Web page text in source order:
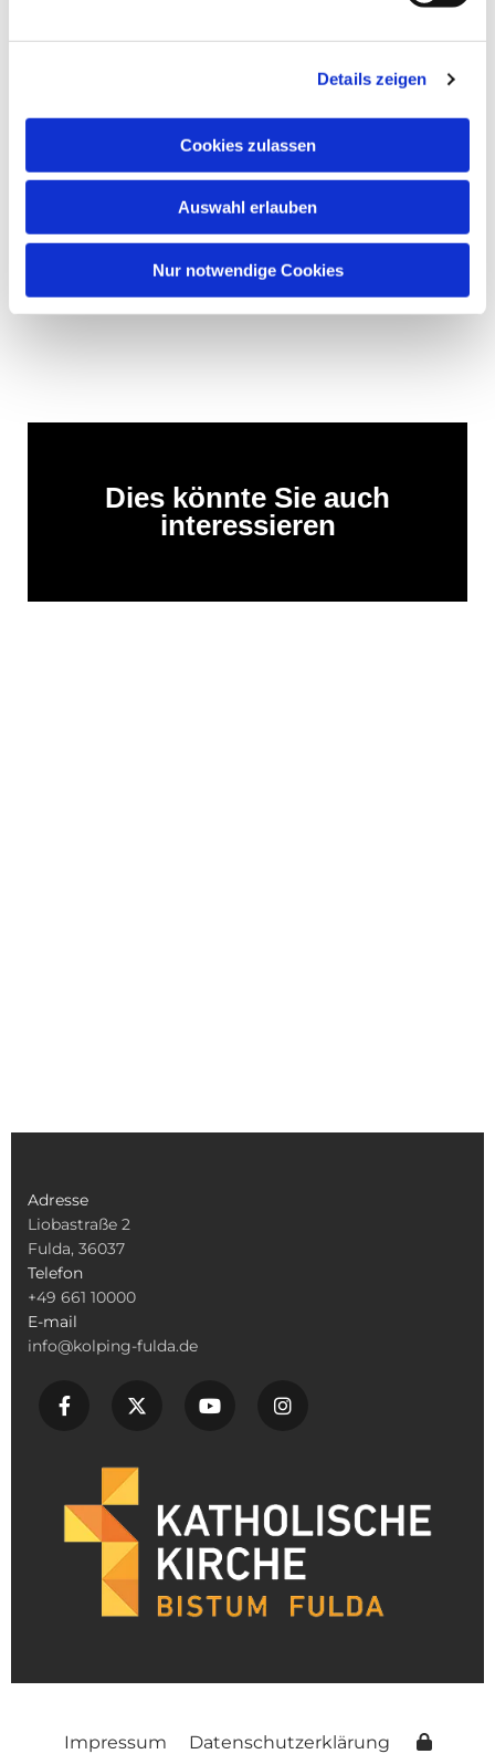
Details zeigen
Cookies zulassen
Auswahl erlauben
Nur notwendige Cookies
Dies könnte Sie auch
interessieren
Adresse
Liobastraße 2
Fulda, 36037
Telefon
+49 661 10000
E-mail
info@kolping-fulda.de
Impressum Datenschutzerklärung